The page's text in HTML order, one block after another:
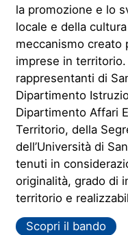
la promozione e lo
locale e della
meccanismo creato
imprese in
rappresentanti di
Dipartimento
Dipartimento Affari
Territorio, della
dell’Università di
tenuti in
originalità, grado di
territorio e
Scopri il bando